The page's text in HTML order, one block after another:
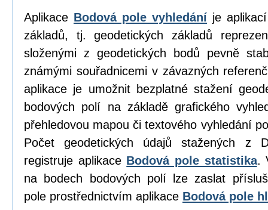
Aplikace Bodová pole vyhledání je
základů, tj. geodetických základů
složenými z geodetických bodů pevně
známými souřadnicemi v závazných
aplikace je umožnit bezplatné stažení
bodových polí na základě grafického
přehledovou mapou či textového vyhledání
Počet geodetických údajů stažených z
registruje aplikace Bodová pole statistika.
na bodech bodových polí lze zaslat
pole prostřednictvím aplikace Bodová pole